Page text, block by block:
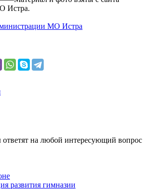
Истра.
МО Истра
на любой интересующий вопрос
развития гимназии